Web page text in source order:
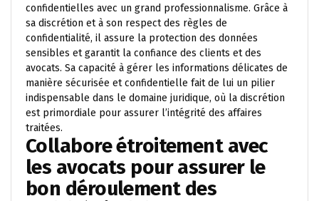
confidentielles avec un grand professionnalisme. Grâce à
sa discrétion et à son respect des règles de
confidentialité, il assure la protection des données
sensibles et garantit la confiance des clients et des
avocats. Sa capacité à gérer les informations délicates de
manière sécurisée et confidentielle fait de lui un pilier
indispensable dans le domaine juridique, où la discrétion
est primordiale pour assurer l’intégrité des affaires
traitées.
Collabore étroitement avec
les avocats pour assurer le
bon déroulement des